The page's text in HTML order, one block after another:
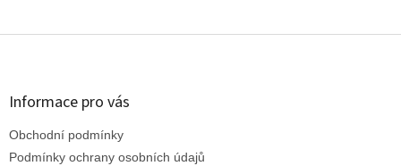
Z
Informace pro vás
Obchodní podmínky
Podmínky ochrany osobních údajů